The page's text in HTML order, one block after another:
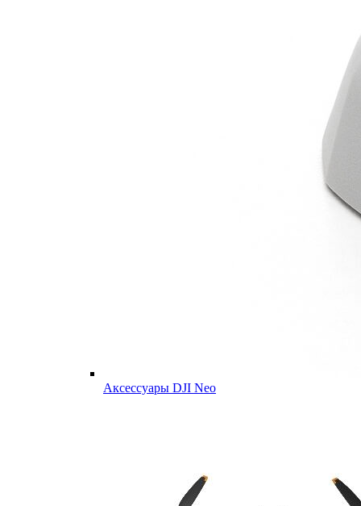
Аксессуары DJI Neo